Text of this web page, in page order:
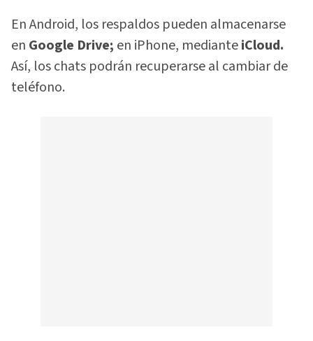
En Android, los respaldos pueden almacenarse
en Google Drive; en iPhone, medianteiCloud.
Así, los chats podrán recuperarse al cambiar de
teléfono.